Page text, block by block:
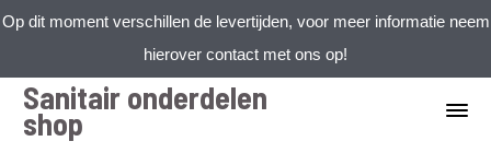
Op dit moment verschillen de levertijden, voor meer informatie neem
hierover contact met ons op!
Sanitair onderdelen
shop